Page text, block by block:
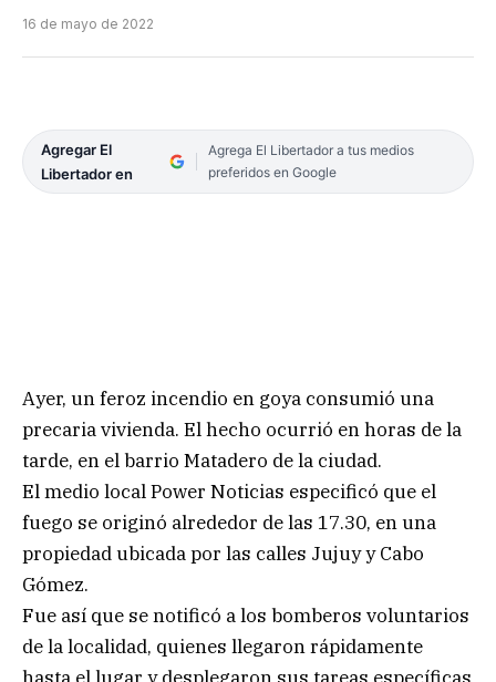
16 de mayo de 2022
Agregar El
Libertador en
Agrega El Libertador a tus medios
preferidos en Google
Ayer, un feroz incendio en goya consumió una
precaria vivienda. El hecho ocurrió en horas de la
tarde, en el barrio Matadero de la ciudad.
El medio local Power Noticias especificó que el
fuego se originó alrededor de las 17.30, en una
propiedad ubicada por las calles Jujuy y Cabo
Gómez.
Fue así que se notificó a los bomberos voluntarios
de la localidad, quienes llegaron rápidamente